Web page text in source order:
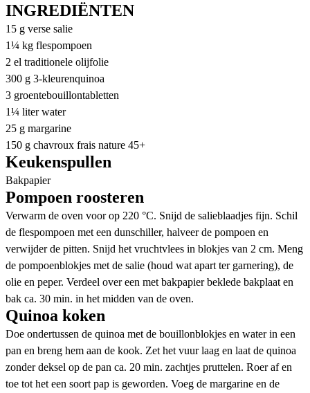
INGREDIËNTEN
15 g verse salie
1¼ kg flespompoen
2 el traditionele olijfolie
300 g 3-kleurenquinoa
3 groentebouillontabletten
1¼ liter water
25 g margarine
150 g chavroux frais nature 45+
Keukenspullen
Bakpapier
Pompoen roosteren
Verwarm de oven voor op 220 °C. Snijd de salieblaadjes fijn. Schil
de flespompoen met een dunschiller, halveer de pompoen en
verwijder de pitten. Snijd het vruchtvlees in blokjes van 2 cm. Meng
de pompoenblokjes met de salie (houd wat apart ter garnering), de
olie en peper. Verdeel over een met bakpapier beklede bakplaat en
bak ca. 30 min. in het midden van de oven.
Quinoa koken
Doe ondertussen de quinoa met de bouillonblokjes en water in een
pan en breng hem aan de kook. Zet het vuur laag en laat de quinoa
zonder deksel op de pan ca. 20 min. zachtjes pruttelen. Roer af en
toe tot het een soort pap is geworden. Voeg de margarine en de